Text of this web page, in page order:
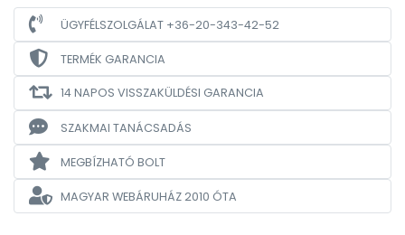
ÜGYFÉLSZOLGÁLAT +36-20-343-42-52
TERMÉK GARANCIA
14 NAPOS VISSZAKÜLDÉSI GARANCIA
SZAKMAI TANÁCSADÁS
MEGBÍZHATÓ BOLT
MAGYAR WEBÁRUHÁZ2010 ÓTA